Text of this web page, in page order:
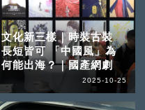
文化新三樣｜時裝古裝
長短皆可 「中國風」為
何能出海？｜國產網劇
2025-10-25